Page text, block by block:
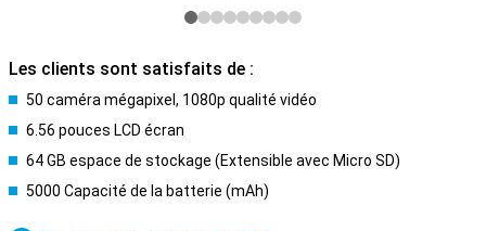
Les clients sont satisfaits de :
50 caméra mégapixel, 1080p qualité vidéo
6.56 pouces LCD écran
64 GB espace de stockage (Extensible avec Micro SD)
5000 Capacité de la batterie (mAh)